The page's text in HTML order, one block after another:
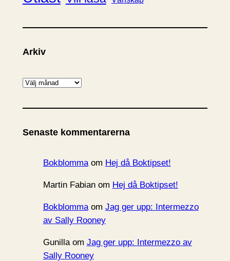
Arkiv
A
k
v
Senaste kommentarerna
Bokblommaom Hej då Boktipset!
Martin Fabianom Hej då Boktipset!
Bokblommaom Jag ger upp: Intermezzo
av Sally Rooney
Gunillaom Jag ger upp: Intermezzo av
Sally Rooney